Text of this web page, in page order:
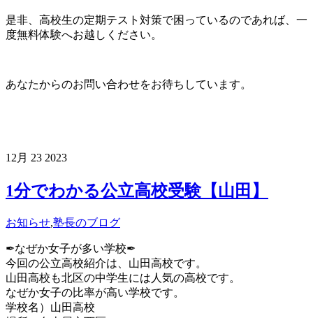
是非、高校生の定期テスト対策で困っているのであれば、一
度無料体験へお越しください。
あなたからのお問い合わせをお待ちしています。
12月 23 2023
1分でわかる公立高校受験【山田】
お知らせ,塾長のブログ
✒︎なぜか女子が多い学校✒︎
今回の公立高校紹介は、山田高校です。
山田高校も北区の中学生には人気の高校です。
なぜか女子の比率が高い学校です。
学校名）山田高校